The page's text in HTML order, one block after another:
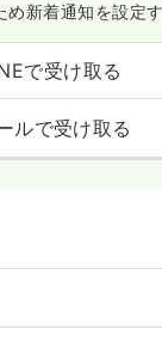
め新着通知を設定
で受け取る
ルで受け取る